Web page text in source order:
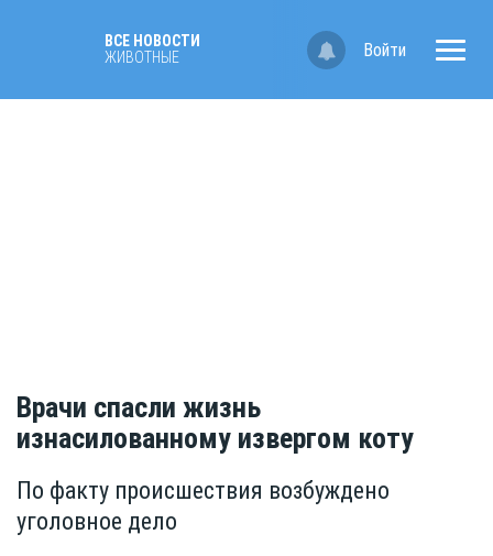
ВСЕ НОВОСТИ
ЖИВОТНЫЕ
Войти
Врачи спасли жизнь
изнасилованному извергом коту
По факту происшествия возбуждено
уголовное дело